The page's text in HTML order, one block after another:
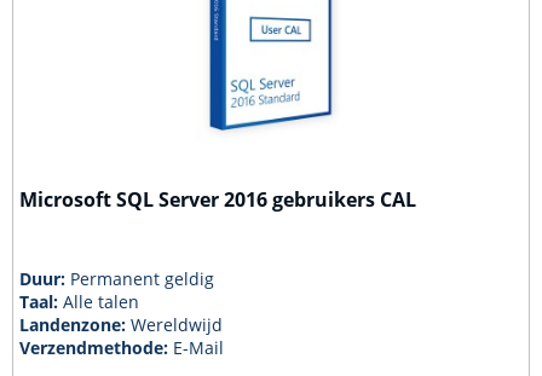
Microsoft SQL Server 2016 gebruikers CAL
Duur: Permanent geldig
Taal:Alle talen
Landenzone:Wereldwijd
Verzendmethode: E-Mail